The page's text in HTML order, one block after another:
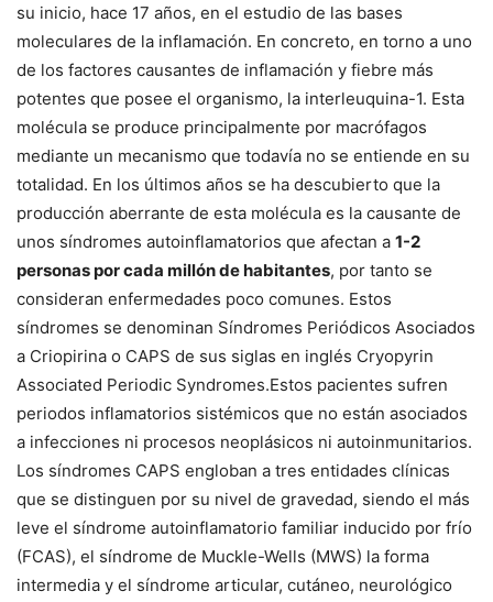
su inicio, hace 17 años, en el estudio de las bases
moleculares de la inflamación. En concreto, en torno a uno
de los factores causantes de inflamación y fiebre más
potentes que posee el organismo, la interleuquina-1. Esta
molécula se produce principalmente por macrófagos
mediante un mecanismo que todavía no se entiende en su
totalidad. En los últimos años se ha descubierto que la
producción aberrante de esta molécula es la causante de
unos síndromes autoinflamatorios que afectan a 1-2
personas por cada millón de habitantes, por tanto se
consideran enfermedades poco comunes. Estos
síndromes se denominan Síndromes Periódicos Asociados
a Criopirina o CAPS de sus siglas en inglés Cryopyrin
Associated Periodic Syndromes.Estos pacientes sufren
periodos inflamatorios sistémicos que no están asociados
a infecciones ni procesos neoplásicos ni autoinmunitarios.
Los síndromes CAPS engloban a tres entidades clínicas
que se distinguen por su nivel de gravedad, siendo el más
leve el síndrome autoinflamatorio familiar inducido por frío
(FCAS), el síndrome de Muckle-Wells (MWS) la forma
intermedia y el síndrome articular, cutáneo, neurológico